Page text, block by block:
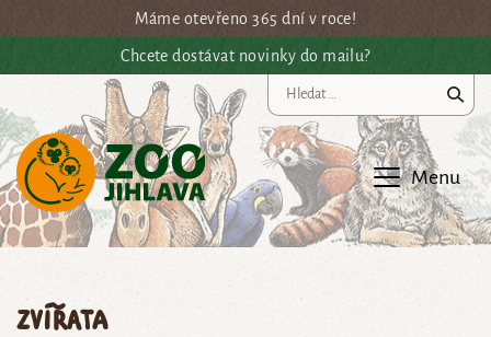
Přejít na hlavní obsahMáme otevřeno 365 dní v roce!
Chcete dostávat novinky do mailu?
Menu
Zvířata